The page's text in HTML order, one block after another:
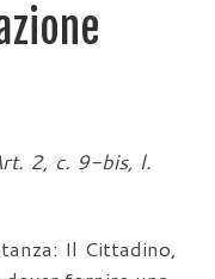
2, c. 9-bis, l.
Il Cittadino,